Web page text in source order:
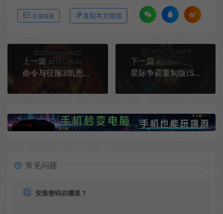
生成海报 复制本文链接
上一篇：
命令与征服3凯恩之怒(Command & Conquer 3: Kane's Wrath)简中|PC|即时战略游戏
下一篇：
星际争霸重制版(StarCraft:Remastered)星际争霸即时战略游戏|下载
常见问题
安装密码在哪里？